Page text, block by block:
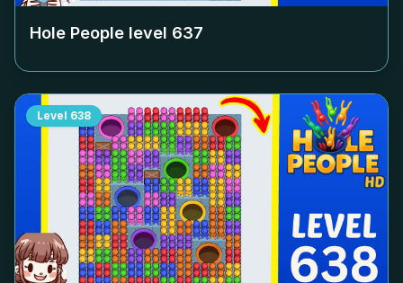
Hole People level 637
Level 638